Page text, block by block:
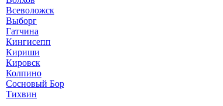
Всеволожск
Выборг
Гатчина
Кингисепп
Кириши
Кировск
Колпино
Сосновый Бор
Тихвин